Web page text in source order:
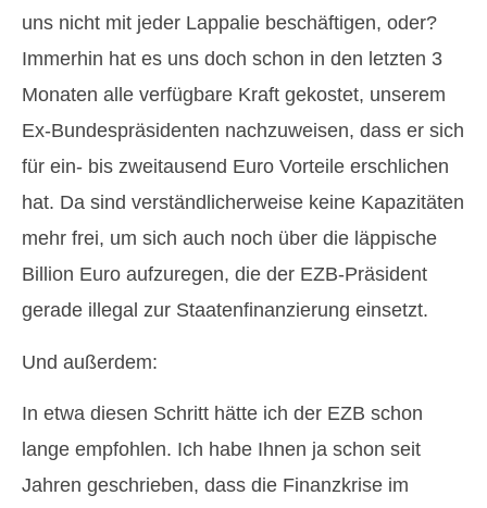
uns nicht mit jeder Lappalie beschäftigen, oder?
Immerhin hat es uns doch schon in den letzten 3
Monaten alle verfügbare Kraft gekostet, unserem
Ex-Bundespräsidenten nachzuweisen, dass er sich
für ein- bis zweitausend Euro Vorteile erschlichen
hat. Da sind verständlicherweise keine Kapazitäten
mehr frei, um sich auch noch über die läppische
Billion Euro aufzuregen, die der EZB-Präsident
gerade illegal zur Staatenfinanzierung einsetzt.
Und außerdem:
In etwa diesen Schritt hätte ich der EZB schon
lange empfohlen. Ich habe Ihnen ja schon seit
Jahren geschrieben, dass die Finanzkrise im